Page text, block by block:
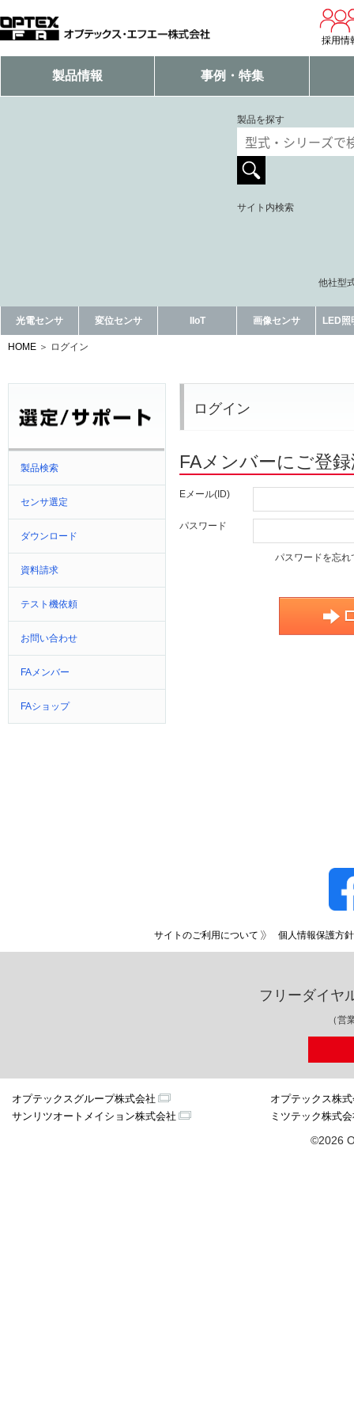
採用情
製品情報 事例・特集
製品を探す
サイト内検索
他社型
光電センサ 変位センサ IIoT 画像センサ LED照
HOME ログイン
製品検索
センサ選定
ダウンロード
資料請求
テスト機依頼
お問い合わせ
FAメンバー
FAショップ
ログイン
FAメンバーにご登
Eメール(ID)
パスワード
パスワードを忘れ
サイトのご利用について 個人情報保護方針
フリーダイヤ
（営
オプテックスグループ株式会社
オプテックス株
サンリツオートメイション株式会社
ミツテック株式
©2026